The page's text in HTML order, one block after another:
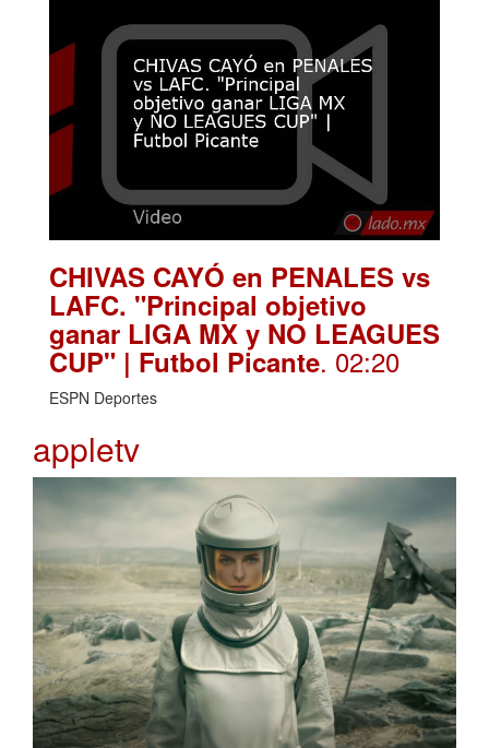
CHIVAS CAYÓ en PENALES vs
LAFC. "Principal objetivo
ganar LIGA MX y NO LEAGUES
CUP" | Futbol Picante. 02:20
ESPN Deportes
appletv